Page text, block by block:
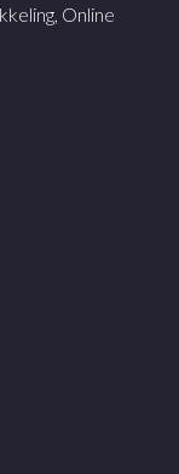
Online